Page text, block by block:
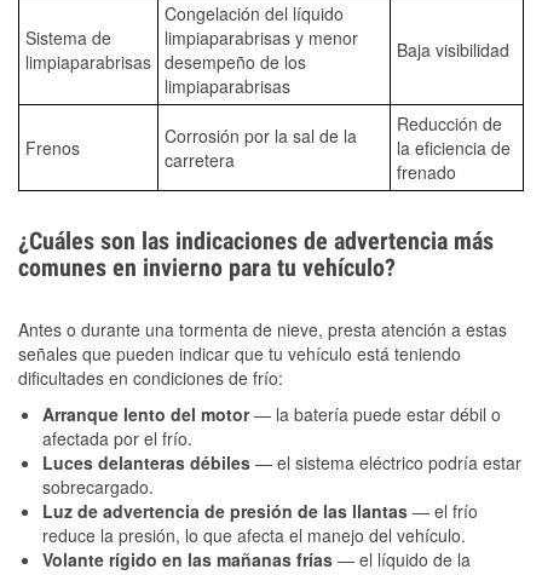
Sistema de
limpiaparabrisas
Congelación del líquido
limpiaparabrisas y menor
desempeño de los
limpiaparabrisas
Baja visibilidad
Frenos
Corrosión por la sal de la
carretera
Reducción de
la eficiencia de
frenado
¿Cuáles son las indicaciones de advertencia más
comunes en invierno para tu vehículo?
Antes o durante una tormenta de nieve, presta atención a estas
señales que pueden indicar que tu vehículo está teniendo
dificultades en condiciones de frío:
Arranque lento del motor— la batería puede estar débil o
afectada por el frío.
Luces delanteras débiles — el sistema eléctrico podría estar
sobrecargado.
Luz de advertencia de presión de las llantas — el frío
reduce la presión, lo que afecta el manejo del vehículo.
Volante rígido en las mañanas frías — el líquido de la